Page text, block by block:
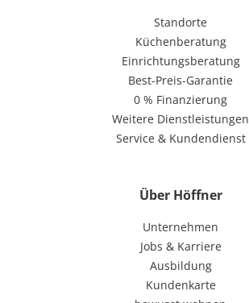
Standorte
Küchenberatung
Einrichtungsberatung
Best-Preis-Garantie
0 % Finanzierung
Weitere Dienstleistungen
Service & Kundendienst
Über Höffner
Unternehmen
Jobs & Karriere
Ausbildung
Kundenkarte